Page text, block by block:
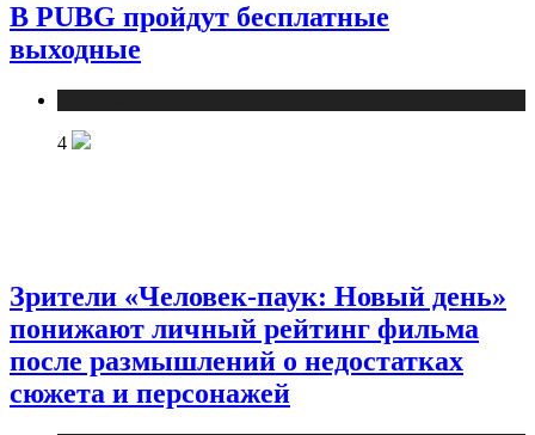
В PUBG пройдут бесплатные
выходные
4
Зрители «Человек-паук: Новый день»
понижают личный рейтинг фильма
после размышлений о недостатках
сюжета и персонажей